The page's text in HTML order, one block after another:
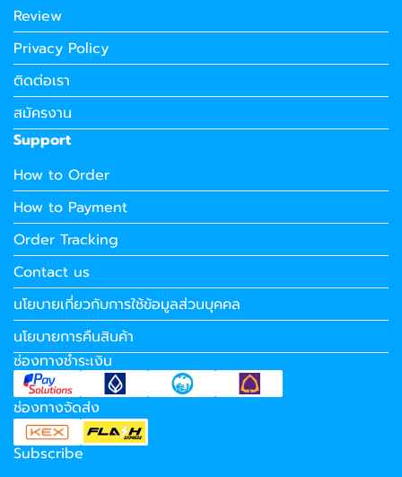
Review
Privacy Policy
ติดต่อเรา
สมัครงาน
Support
How to Order
How to Payment
Order Tracking
Contact us
นโยบายเกี่ยวกับการใช้ข้อมูลส่วนบุคคล
นโยบายการคืนสินค้า
ช่องทางชำระเงิน
ช่องทางจัดส่ง
Subscribe